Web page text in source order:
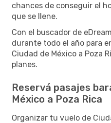
chances de conseguir el
que se llene.
Con el buscador de
durante todo el año para
Ciudad de México a Poza
planes.
Reservá pasajes
México a Poza Rica
Organizar tu vuelo de